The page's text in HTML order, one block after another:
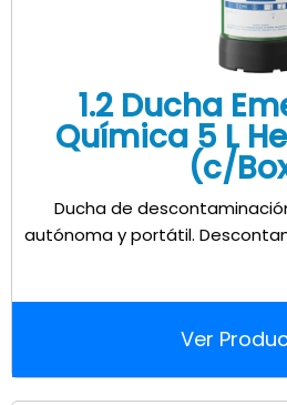
1.2 Ducha
Química 5 L
(c/
Ducha de
autónoma y portátil.
Ver